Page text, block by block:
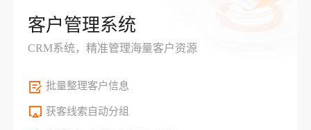
客户管理系统
CRM系统，精准管理海量客户资源
批量整理客户信息
获客线索自动分组